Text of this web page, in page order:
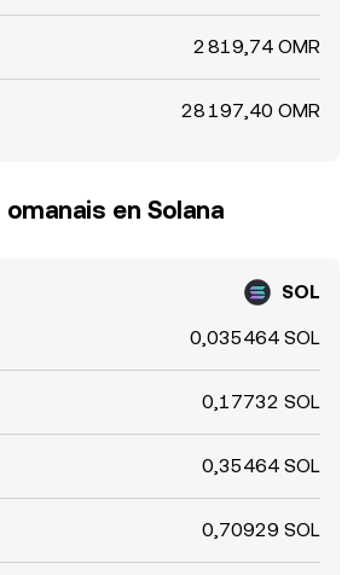
2 819,74 OMR
28 197,40 OMR
en Solana
SOL
0,035464 SOL
0,17732 SOL
0,35464 SOL
0,70929 SOL